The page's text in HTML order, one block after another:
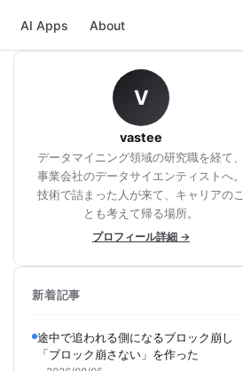
AI Apps About
V
vastee
データマイニング領域の研究職を経て、
事業会社のデータサイエンティストへ。
技術で詰まった人が来て、キャリアのこ
とも考えて帰る場所。
プロフィール詳細 →
新着記事
途中で追われる側になるブロック崩し
「ブロック崩さない」を作った